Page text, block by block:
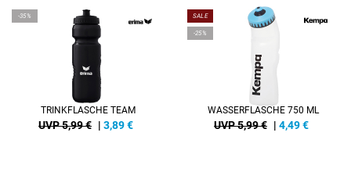
-35%
TRINKFLASCHE TEAM
UVP 5,99 € | 3,89€
SALE
-25%
WASSERFLASCHE 750 ML
UVP 5,99 € | 4,49€